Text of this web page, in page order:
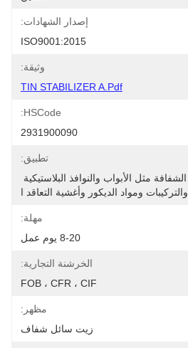
إصدار الشهادات:
ISO9001:2015
وثيقة:
TIN STABILIZER A.pdf
HSCode:
2931900090
تطبيق:
والتركيبات ومواد الديكور وأغشية التعاقد ا
مهلة:
8-20 يوم عمل
الخرشنة التجارية:
FOB ، CFR ، CIF
مظهر:
زيت سائل شفاف